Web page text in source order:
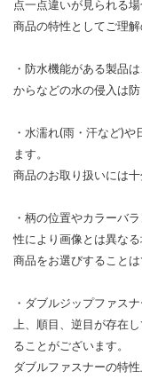
点一点違いが見られる場
商品の特性としてご理解
・防水機能がある製品
からなどの水の侵入は
・水濡れ(雨・汗など)
ます。
商品のお取り扱いには十
・柄の位置やカラーバ
性により画像とは異なる
商品をお選びすること
・ダブルジップファス
上、順目、逆目が存在
ることがございます。
ダブルファスナーの特